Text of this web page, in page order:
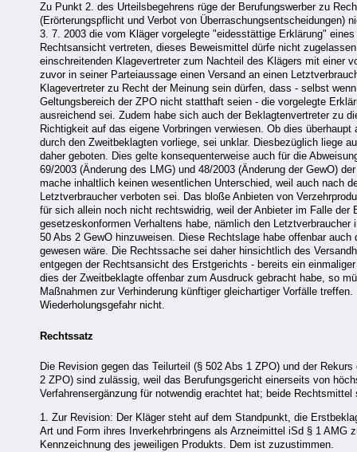
Zu Punkt 2. des Urteilsbegehrens rüge der Berufungswerber zu
(Erörterungspflicht und Verbot von Überraschungsentscheidungen)
3. 7. 2003 die vom Kläger vorgelegte "eidesstättige Erklärung"
Rechtsansicht vertreten, dieses Beweismittel dürfe nicht
einschreitenden Klagevertreter zum Nachteil des Klägers mit einer
zuvor in seiner Parteiaussage einen Versand an einen
Klagevertreter zu Recht der Meinung sein dürfen, dass - selbst
Geltungsbereich der ZPO nicht statthaft seien - die vorgelegte
ausreichend sei. Zudem habe sich auch der Beklagtenvertreter zu
Richtigkeit auf das eigene Vorbringen verwiesen. Ob dies
durch den Zweitbeklagten vorliege, sei unklar. Diesbezüglich liege
daher geboten. Dies gelte konsequenterweise auch für die
69/2003 (Änderung des LMG) und 48/2003 (Änderung der GewO)
mache inhaltlich keinen wesentlichen Unterschied, weil auch nach
Letztverbraucher verboten sei. Das bloße Anbieten von
für sich allein noch nicht rechtswidrig, weil der Anbieter im Falle
gesetzeskonformen Verhaltens habe, nämlich den
50 Abs 2 GewO hinzuweisen. Diese Rechtslage habe offenbar
gewesen wäre. Die Rechtssache sei daher hinsichtlich des
entgegen der Rechtsansicht des Erstgerichts - bereits ein
dies der Zweitbeklagte offenbar zum Ausdruck gebracht habe, so
Maßnahmen zur Verhinderung künftiger gleichartiger Vorfälle
Wiederholungsgefahr nicht.
Rechtssatz
Die Revision gegen das Teilurteil (§ 502 Abs 1 ZPO) und der
2 ZPO) sind zulässig, weil das Berufungsgericht einerseits von
Verfahrensergänzung für notwendig erachtet hat; beide Rechtsmittel
1. Zur Revision: Der Kläger steht auf dem Standpunkt, die
Art und Form ihres Inverkehrbringens als Arzneimittel iSd § 1
Kennzeichnung des jeweiligen Produkts. Dem ist zuzustimmen.